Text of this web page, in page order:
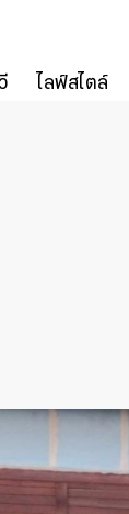
ไลฟ์สไตล์